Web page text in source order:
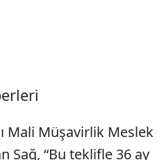
Mali Müşavirlik Meslek
Sağ, “Bu teklifle 36 ay